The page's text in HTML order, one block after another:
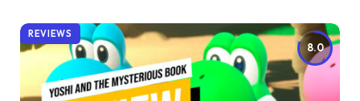
8.0
REVIEWS